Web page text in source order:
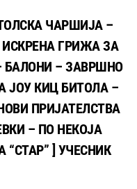
ЧАРШИЈА –
ГРИЖА ЗА
БАЛОНИ – ЗАВРШНО
ЈОУ КИЦ БИТОЛА –
ПРИЈАТЕЛСТВА
– ПО НЕКОЈА
] УЧЕСНИК